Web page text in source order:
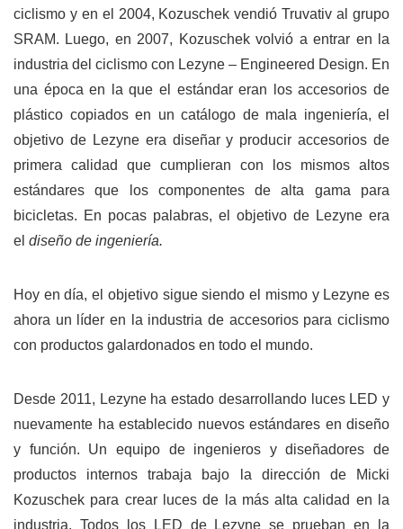
ciclismo y en el 2004, Kozuschek vendió Truvativ al grupo
SRAM. Luego, en 2007, Kozuschek volvió a entrar en la
industria del ciclismo con Lezyne – Engineered Design. En
una época en la que el estándar eran los accesorios de
plástico copiados en un catálogo de mala ingeniería, el
objetivo de Lezyne era diseñar y producir accesorios de
primera calidad que cumplieran con los mismos altos
estándares que los componentes de alta gama para
bicicletas. En pocas palabras, el objetivo de Lezyne era
el diseño de ingeniería.
Hoy en día, el objetivo sigue siendo el mismo y Lezyne es
ahora un líder en la industria de accesorios para ciclismo
con productos galardonados en todo el mundo.
Desde 2011, Lezyne ha estado desarrollando luces LED y
nuevamente ha establecido nuevos estándares en diseño
y función. Un equipo de ingenieros y diseñadores de
productos internos trabaja bajo la dirección de Micki
Kozuschek para crear luces de la más alta calidad en la
industria. Todos los LED de Lezyne se prueban en la